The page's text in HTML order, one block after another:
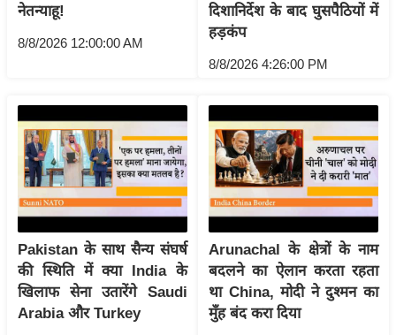
त्य
ज
ऑ
टो
व
र्ल्ड
न्यू
ज
ब्री
फ
म
नो
नेतन्याहू!
8/8/2026 12:00:00 AM
दिशानिर्देश के बाद घुसपैठियों में
हड़कंप
8/8/2026 4:26:00 PM
Pakistan के साथ सैन्य संघर्ष
की स्थिति में क्या India के
खिलाफ सेना उतारेंगे Saudi
Arabia और Turkey
Arunachal के क्षेत्रों के नाम
बदलने का ऐलान करता रहता
था China, मोदी ने दुश्मन का
मुँह बंद करा दिया